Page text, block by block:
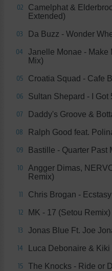
02
Camelphat &
Extended)
03 Da Buzz - Wonder
04
Janelle Monae -
Mix)
05 Croatia Squad - Cafe
06 Sultan Shepard - I Got
07 Daddy's Groove &
08 Ralph Good feat.
09 Bastille - Quarter Past
10
Angger Dimas,
Remix)
11 Chris Brogan -
12 MK - 17 (Setou Remix)
13 Jonas Blue Ft. Joe
14 Luca Debonaire &
15 The Knocks - Ride or